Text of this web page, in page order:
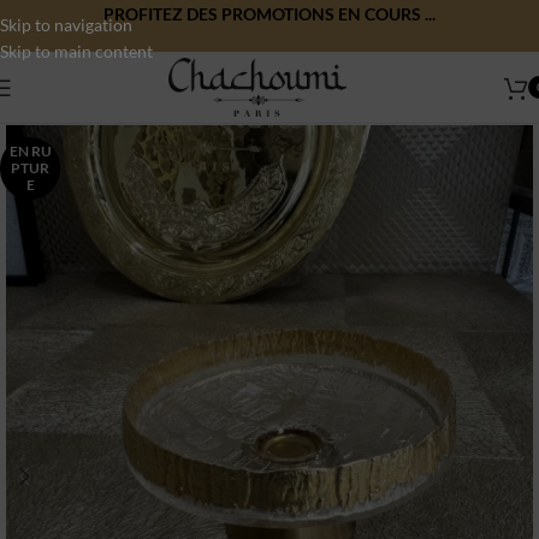
Skip to navigation
Skip to main content
PROFITEZ DES PROMOTIONS EN COURS ...
EN RU
PTUR
E